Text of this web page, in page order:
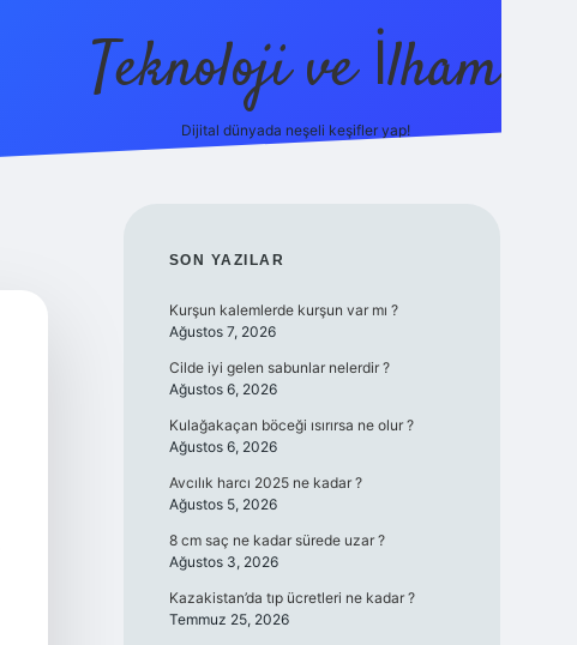
Teknoloji ve İlham
Dijital dünyada neşeli keşifler yap!
SIDEBAR
SON YAZILAR
Kurşun kalemlerde kurşun var mı ?
Ağustos 7, 2026
Cilde iyi gelen sabunlar nelerdir ?
Ağustos 6, 2026
Kulağakaçan böceği ısırırsa ne olur ?
Ağustos 6, 2026
Avcılık harcı 2025 ne kadar ?
Ağustos 5, 2026
8 cm saç ne kadar sürede uzar ?
Ağustos 3, 2026
Kazakistan’da tıp ücretleri ne kadar ?
Temmuz 25, 2026